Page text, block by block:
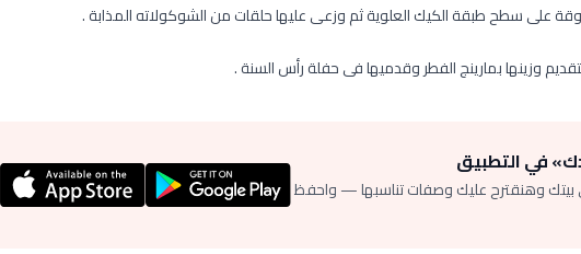
على سطح طبقة الكيك العلوية ثم وزعى عليها حلقات من الشوكولاته المذابة .
وزينها بمارينج الفطر وقدميها فى حفلة رأس السنة .
في التطبيق
وهنقترح عليك وصفات تناسبها — واحفظ